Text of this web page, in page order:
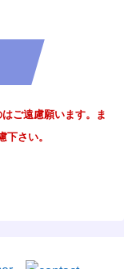
ご遠慮願います。ま
さい。